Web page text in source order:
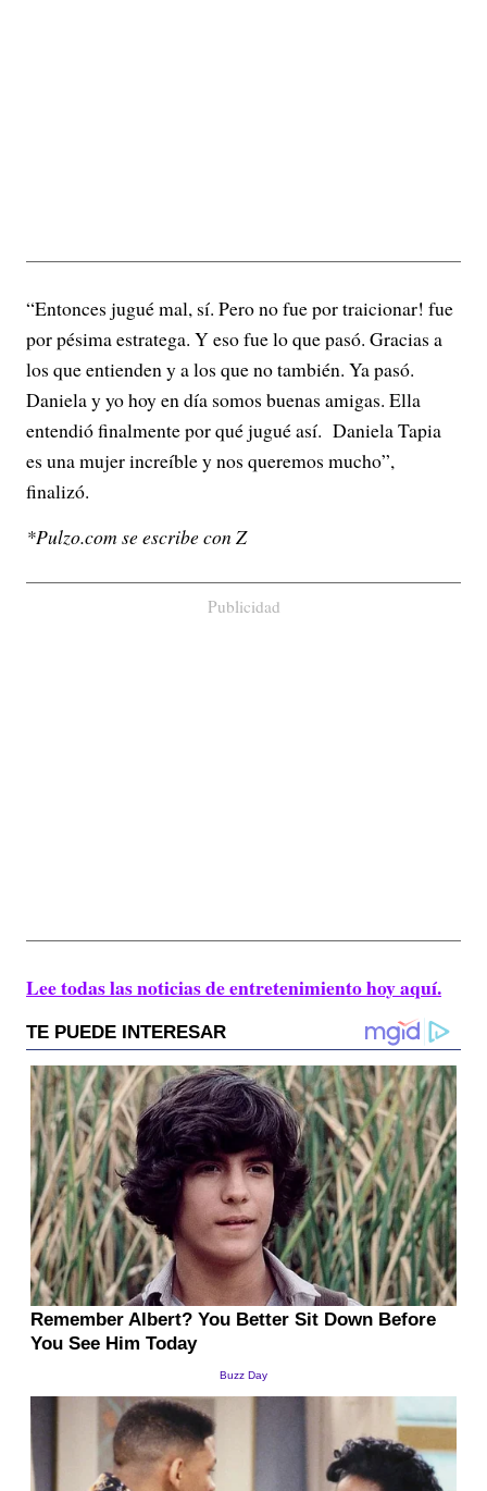
“Entonces jugué mal, sí. Pero no fue por traicionar! fue
por pésima estratega. Y eso fue lo que pasó. Gracias a
los que entienden y a los que no también. Ya pasó.
Daniela y yo hoy en día somos buenas amigas. Ella
entendió finalmente por qué jugué así. Daniela Tapia
es una mujer increíble y nos queremos mucho”,
finalizó.
*Pulzo.com se escribe con Z
Publicidad
Lee todas las noticias de entretenimiento hoy aquí.